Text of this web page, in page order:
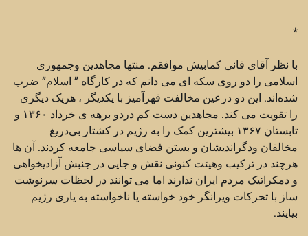
*
با نظر آقای فانی کمابیش موافقم. منتها مجاهدین وجمهوری
اسلامی را دو روی سکه ای می دانم که در کارگاه ” اسلام” ضرب
شده‌اند. این دو درعین مخالفت قهرآمیز با یکدیگر ، هریک دیگری
را تقویت می کند. مجاهدین دست کم دردو برهه ی خرداد ۱۳۶۰ و
تابستان ۱۳۶۷ بیشترین کمک را به رژیم در کشتار بی‌دریغ
مخالفان ودگراندیشان و بستن فضای سیاسی جامعه کردند. آن ها
هرچند در ترکیب وهیئت کنونی نقش و جایی در جنبش آزادیخواهی
و دمکراتیک مردم ایران ندارند اما می توانند در لحظات سرنوشت
ساز با تحرکات ویرانگر خود خواسته یا ناخواسته به یاری رژیم
بیایند.